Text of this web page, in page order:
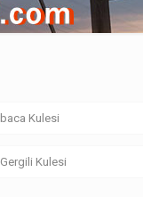
baca Kulesi
Gergili Kulesi